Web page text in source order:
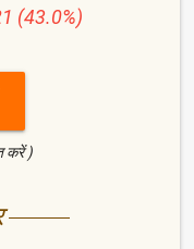
(43.0%)
करें )